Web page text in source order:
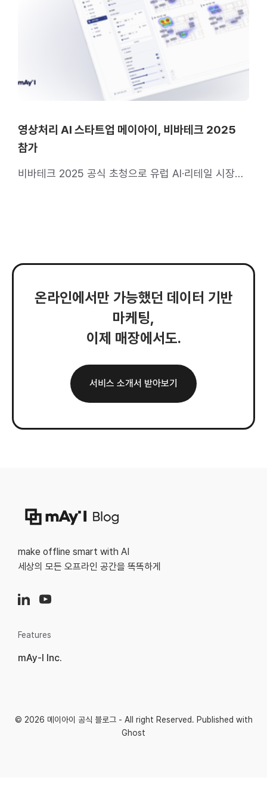
영상처리 AI 스타트업 메이아이, 비바테크 2025
참가
비바테크 2025 공식 초청으로 유럽 AI·리테일 시장
온라인에서만 가능했던 데이터 기반
마케팅,
이제 매장에서도.
서비스 소개서 받아보기
make offline smart with AI
세상의 모든 오프라인 공간을 똑똑하게
Features
mAy-I Inc.
© 2026 메이아이 공식 블로그- All right Reserved. Published with
Ghost